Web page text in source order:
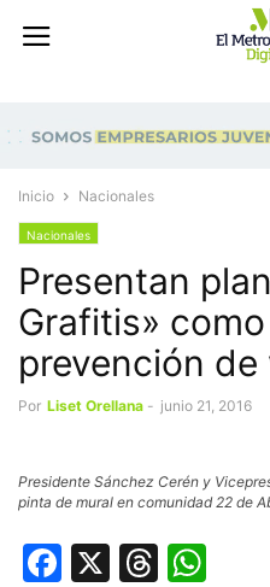
Inicio Nacionales
Nacionales
Presentan
Grafitis»
prevención de
Por Liset Orellana - junio 21, 2016
Presidente Sánchez Cerén y
pinta de mural en comunidad 22 de
Facebook
X